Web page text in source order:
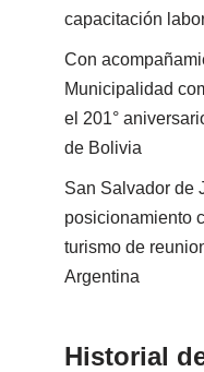
capacitación
Con
Municipalidad
el 201°
de Bolivia
San Salvador de
posicionamiento
turismo de
Argentina
Historial